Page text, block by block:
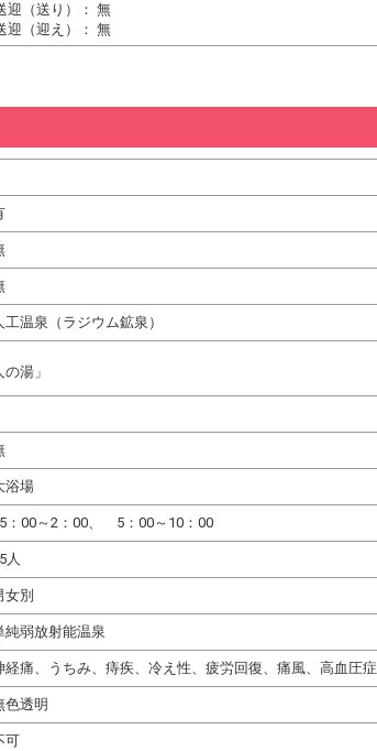
迎（送り）： 無
迎（迎え）： 無
工温泉（ラジウム鉱泉）
湯」
浴場
：00～2：00、 5：00～10：00
人
女別
純弱放射能温泉
経痛、うちみ、痔疾、冷え性、疲労回復、痛風、高血圧症
色透明
可